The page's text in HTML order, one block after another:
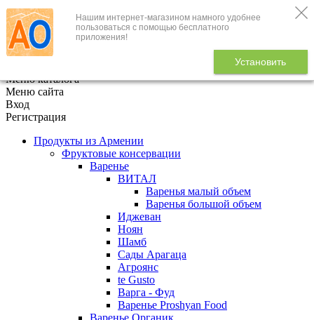
Нашим интернет-магазином намного удобнее
пользоваться с помощью бесплатного
приложения!
Установить
+7 (495) 646-888-1
В корзине
Меню каталога
Меню сайта
Вход
Регистрация
Продукты из Армении
Фруктовые консервации
Варенье
ВИТАЛ
Варенья малый объем
Варенья большой объем
Иджеван
Ноян
Шамб
Сады Арагаца
Агроянс
te Gusto
Варга - Фуд
Варенье Proshyan Food
Варенье Органик